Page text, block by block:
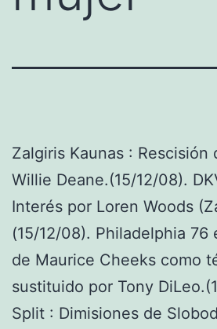
Zalgiris Kaunas : Rescisión
Willie Deane.(15/12/08).
Interés por Loren Woods
(15/12/08). Philadelphia 76
de Maurice Cheeks como
sustituido por Tony
Split : Dimisiones de